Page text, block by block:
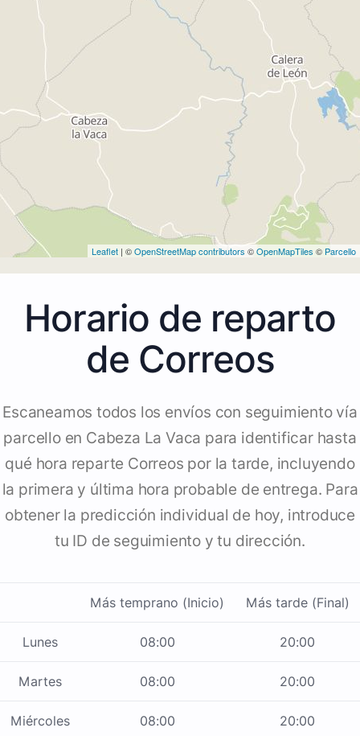
Leaflet | ©OpenStreetMap contributors ©OpenMapTiles © Parcello
Horario de reparto
de Correos
Escaneamos todos los envíos con seguimiento vía
parcello en Cabeza La Vaca para identificar hasta
qué hora reparte Correos por la tarde, incluyendo
la primera y última hora probable de entrega. Para
obtener la predicción individual de hoy, introduce
tu ID de seguimiento y tu dirección.
Más temprano (Inicio) Más tarde (Final)
Lunes 08:00 20:00
Martes 08:00 20:00
Miércoles 08:00 20:00